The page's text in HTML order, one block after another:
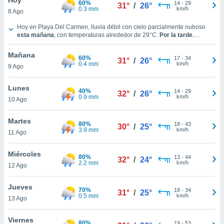
y
nuestra
cookies
aceptar
8 Ago
60%
0.3 mm
31° / 26° 14- 29
km/h
Clima en Playa Del Carmen hoy
Hoy en Playa Del Carmen, lluvia débil con cielo parcialmente nuboso
esta mañana, con temperaturas alrededor de 29°C. Por la tarde,
tendremos nubes y claros y con temperaturas en torno a los30°C.
Durante la noche
Vientos del Este a lo largo del día, con una velocidad media de14 km/h
Mañana
9 Ago
60%
0.4 mm
31° / 26° 17- 34
km/h
Lunes
10 Ago
40%
0.9 mm
32° / 26° 14- 29
km/h
Martes
11 Ago
80%
3.9 mm
30° / 25° 18- 43
km/h
Miércoles
12 Ago
80%
2.2 mm
32° / 24° 13- 44
km/h
Jueves
13 Ago
70%
0.5 mm
31° / 25° 18- 34
km/h
Viernes 19- 53